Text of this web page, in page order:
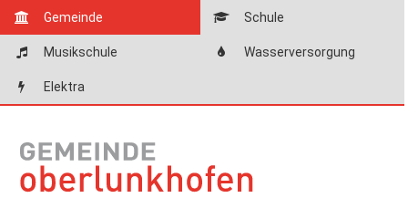
Gemeinde Schule
Musikschule Wasserversorgung
Elektra